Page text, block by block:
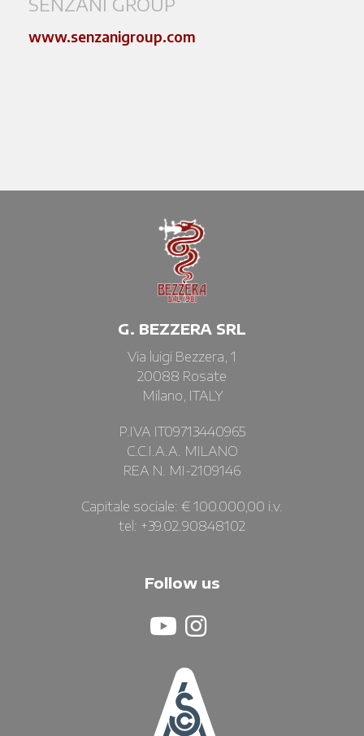
SENZANI GROUP
www.senzanigroup.com
G. BEZZERA SRL
Via luigi Bezzera, 1
20088 Rosate
Milano, ITALY
P.IVA IT09713440965
C.C.I.A.A. MILANO
REA N. MI-2109146
Capitale sociale: € 100.000,00 i.v.
tel: +39.02.90848102
Follow us